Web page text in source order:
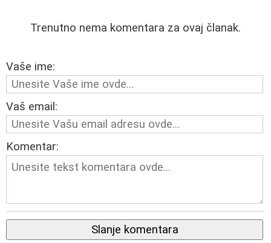
Trenutno nema komentara za ovaj članak.
Vaše ime:
Vaš email:
Komentar:
Slanje komentara